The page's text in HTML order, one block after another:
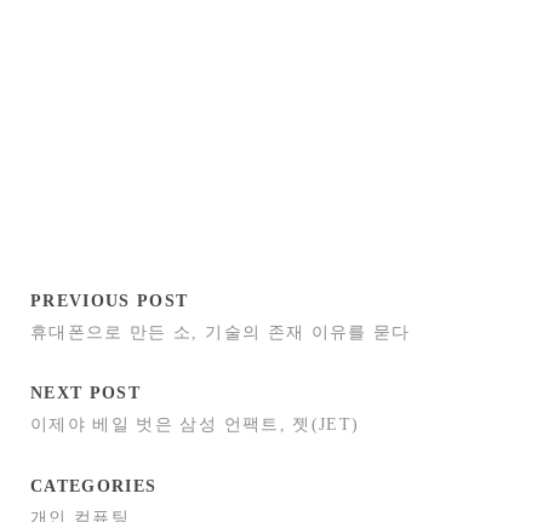
PREVIOUS POST
휴대폰으로 만든 소, 기술의 존재 이유를 묻다
NEXT POST
이제야 베일 벗은 삼성 언팩트, 젯(JET)
CATEGORIES
개인 컴퓨팅